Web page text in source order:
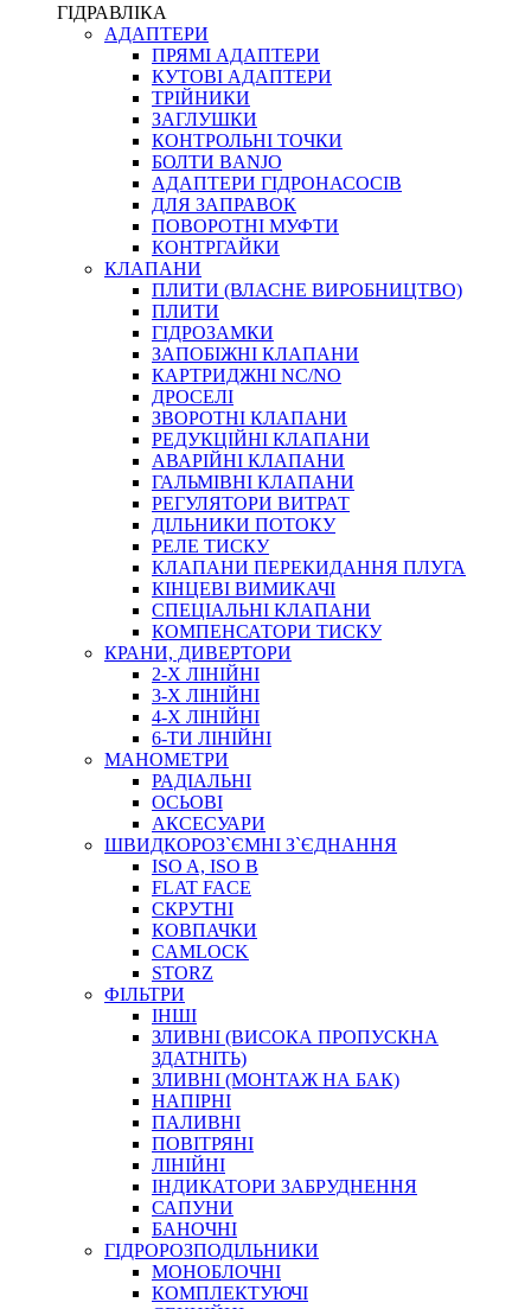
ФІТИНГИ ДІАГНОСТИЧНІ
АКСЕСУАРИ
ТРУБКИ ТА КОМПЛЕКТУЮЧІ
ФІТИНГИ ГІДРАВЛІЧНІ
ФІТИНГИ КОНДИЦІОНЕРНІ
ЗАХИСТ РУКАВІВ
ФІТИНГИ KARCHER
ФІТИНГИ НА ПІДЙОМ КАБІНИ
КОНЕКТОРИ
ХОМУТИ
ЧЕРВ`ЯЧНІ
ПРУЖИННІ
НЕЙЛОНОВІ
ПРОРЕЗИНЕНІ
АВТОТОВАРИ
АВТОХІМІЯ
ДОМКРАТИ
НАБОРИ ЗАПОБІЖНИКІВ, КЛЕМ, АКСЕСУАРІВ
НАСОСИ, КОМПРЕСОРИ, МАНОМЕТРИ
ПАСТА, АНТИСЕПТИК
ІНСТРУМЕНТ
САДОВИЙ ІНВЕНТАР
ЕЛЕКТРИЧНІ ПРИЛАДИ
ПАЛЬНИКИ, ПАЯЛЬНИКИ, ПАЯЛЬНІ ЛАМПИ
ІНСТРУМЕНТИ ДЛЯ ЕЛЕКТРИКА
ЕЛЕКТРОІНСТРУМЕНТИ
ЗАМКИ І КОМПЛЕКТУЮЧІ
ІНСТРУМЕНТИ ДЛЯ ЗВАРЮВАННЯ, АКСЕСУАРИ
ГІДРАВЛІКА
АДАПТЕРИ
ПРЯМІ АДАПТЕРИ
КУТОВІ АДАПТЕРИ
ТРІЙНИКИ
ЗАГЛУШКИ
КОНТРОЛЬНІ ТОЧКИ
БОЛТИ BANJO
АДАПТЕРИ ГІДРОНАСОСІВ
ДЛЯ ЗАПРАВОК
ПОВОРОТНІ МУФТИ
КОНТРГАЙКИ
КЛАПАНИ
ПЛИТИ (ВЛАСНЕ ВИРОБНИЦТВО)
ПЛИТИ
ГІДРОЗАМКИ
ЗАПОБІЖНІ КЛАПАНИ
КАРТРИДЖНІ NC/NO
ДРОСЕЛІ
ЗВОРОТНІ КЛАПАНИ
РЕДУКЦІЙНІ КЛАПАНИ
АВАРІЙНІ КЛАПАНИ
ГАЛЬМІВНІ КЛАПАНИ
РЕГУЛЯТОРИ ВИТРАТ
ДІЛЬНИКИ ПОТОКУ
РЕЛЕ ТИСКУ
КЛАПАНИ ПЕРЕКИДАННЯ ПЛУГА
КІНЦЕВІ ВИМИКАЧІ
СПЕЦІАЛЬНІ КЛАПАНИ
КОМПЕНСАТОРИ ТИСКУ
КРАНИ, ДИВЕРТОРИ
2-Х ЛІНІЙНІ
3-Х ЛІНІЙНІ
4-Х ЛІНІЙНІ
6-ТИ ЛІНІЙНІ
МАНОМЕТРИ
РАДІАЛЬНІ
ОСЬОВІ
АКСЕСУАРИ
ШВИДКОРОЗ`ЄМНІ З`ЄДНАННЯ
ISO A, ISO B
FLAT FACE
СКРУТНІ
КОВПАЧКИ
CAMLOCK
STORZ
ФІЛЬТРИ
ІНШІ
ЗЛИВНІ (ВИСОКА ПРОПУСКНА
ЗДАТНІТЬ)
ЗЛИВНІ (МОНТАЖ НА БАК)
НАПІРНІ
ПАЛИВНІ
ПОВІТРЯНІ
ЛІНІЙНІ
ІНДИКАТОРИ ЗАБРУДНЕННЯ
САПУНИ
БАНОЧНІ
ГІДРОРОЗПОДІЛЬНИКИ
МОНОБЛОЧНІ
КОМПЛЕКТУЮЧІ